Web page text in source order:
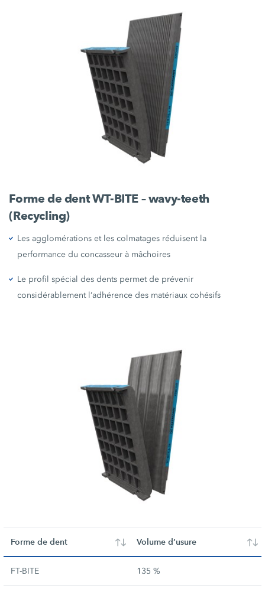
Forme de dent WT-BITE – wavy-teeth
(Recycling)
Les agglomérations et les colmatages réduisent la
performance du concasseur à mâchoires
Le profil spécial des dents permet de prévenir
considérablement l‘adhérence des matériaux cohésifs
Forme de dent Volume d’usure
FT-BITE 135 %